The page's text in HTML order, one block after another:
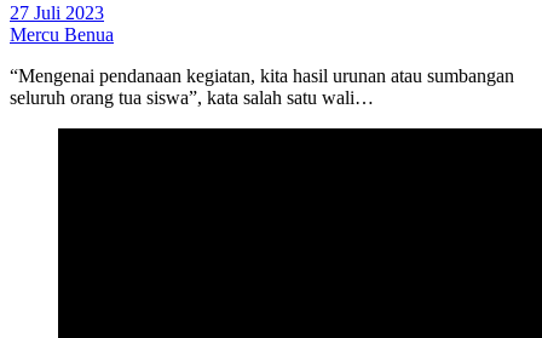
27 Juli 2023
Mercu Benua
“Mengenai pendanaan kegiatan, kita hasil urunan atau sumbangan
seluruh orang tua siswa”, kata salah satu wali…